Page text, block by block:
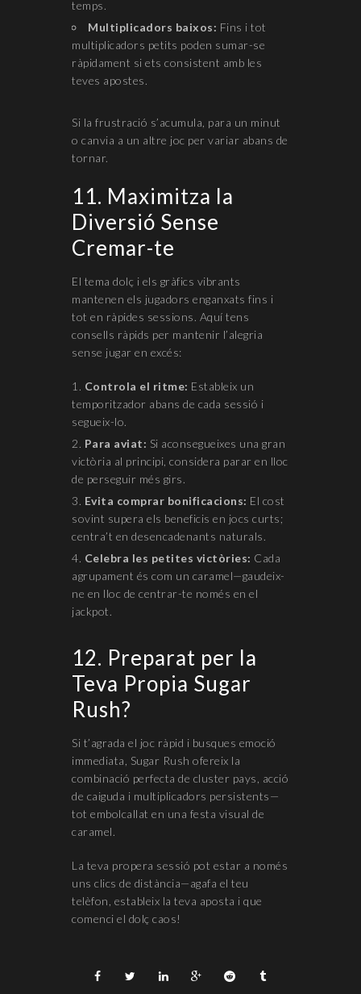
temps.
Multiplicadors baixos: Fins i tot
multiplicadors petits poden sumar-se
ràpidament si ets consistent amb les
teves apostes.
Si la frustració s’acumula, para un minut
o canvia a un altre joc per variar abans de
tornar.
11. Maximitza la
Diversió Sense
Cremar-te
El tema dolç i els gràfics vibrants
mantenen els jugadors enganxats fins i
tot en ràpides sessions. Aquí tens
consells ràpids per mantenir l’alegria
sense jugar en excés:
Controla el ritme: Estableix un
temporitzador abans de cada sessió i
segueix-lo.
Para aviat: Si aconsegueixes una gran
victòria al principi, considera parar en lloc
de perseguir més girs.
Evita comprar bonificacions: El cost
sovint supera els beneficis en jocs curts;
centra’t en desencadenants naturals.
Celebra les petites victòries: Cada
agrupament és com un caramel—gaudeix-
ne en lloc de centrar-te només en el
jackpot.
12. Preparat per la
Teva Propia Sugar
Rush?
Si t’agrada el joc ràpid i busques emoció
immediata, Sugar Rush ofereix la
combinació perfecta de cluster pays, acció
de caiguda i multiplicadors persistents—
tot embolcallat en una festa visual de
caramel.
La teva propera sessió pot estar a només
uns clics de distància—agafa el teu
telèfon, estableix la teva aposta i que
comenci el dolç caos!